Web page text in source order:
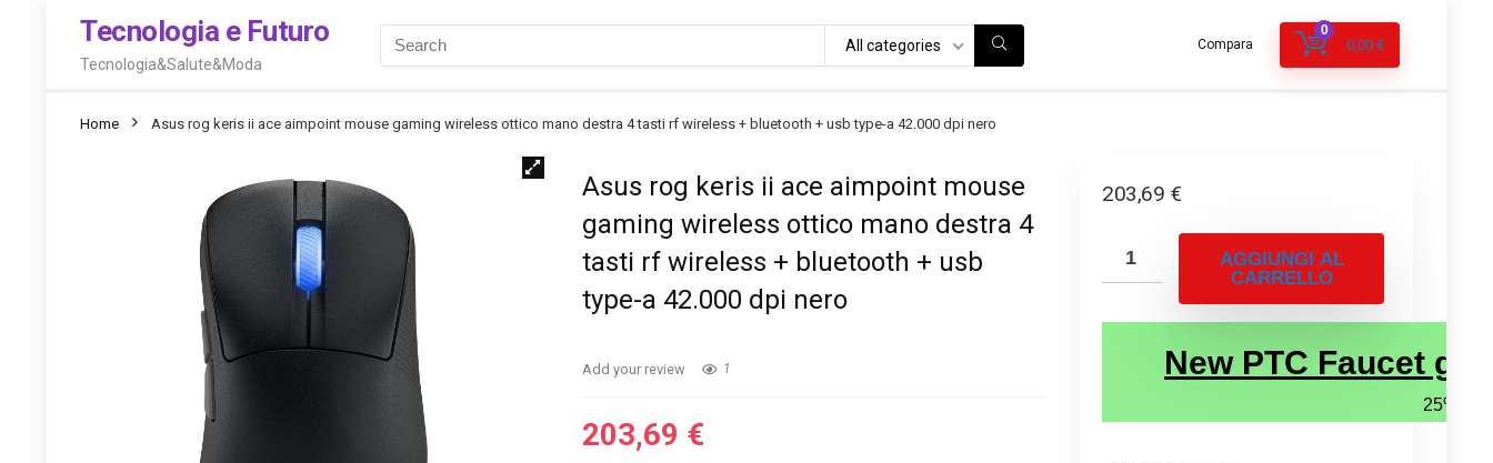
Tecnologia e Futuro
Tecnologia&Salute&Moda
All categories Compara
0
0,00 €
Home Asus rog keris ii ace aimpoint mouse gaming wireless ottico mano destra 4 tasti rf wireless + bluetooth + usb type-a 42.000 dpi nero
Asus rog keris ii ace aimpoint mouse
gaming wireless ottico mano destra 4
tasti rf wireless + bluetooth + usb
type-a 42.000 dpi nero
Add your review 1
203,69 €
203,69 €
AGGIUNGI AL
CARRELLO